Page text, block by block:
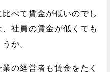
べて賃金が低いのでし
社員の賃金が低くても
か。
の経営者も賃金をたく